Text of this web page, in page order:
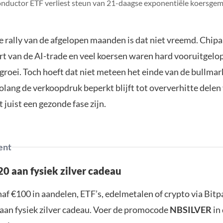
ETF verliest steun van 21-daagse exponentiële
rally van de afgelopen maanden is dat niet vreemd.
van de AI-trade en veel koersen waren hard
Toch hoeft dat niet meteen het einde van de
de verkoopdruk beperkt blijft tot oververhitte delen
juist een gezonde fase zijn.
aan fysiek zilver cadeau
€100 in aandelen, ETF’s, edelmetalen of crypto via
fysiek zilver cadeau. Voer de promocodeNBSILVER in